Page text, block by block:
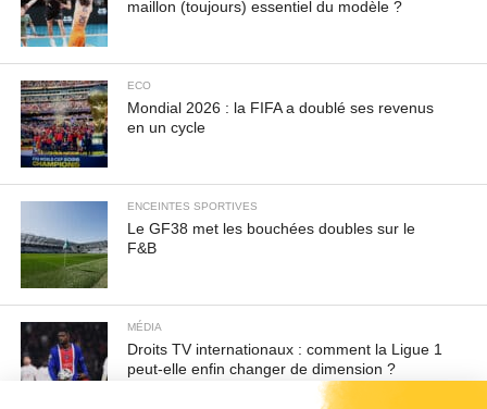
maillon (toujours) essentiel du modèle ?
ECO
Mondial 2026 : la FIFA a doublé ses revenus
en un cycle
ENCEINTES SPORTIVES
Le GF38 met les bouchées doubles sur le
F&B
MÉDIA
Droits TV internationaux : comment la Ligue 1
peut-elle enfin changer de dimension ?